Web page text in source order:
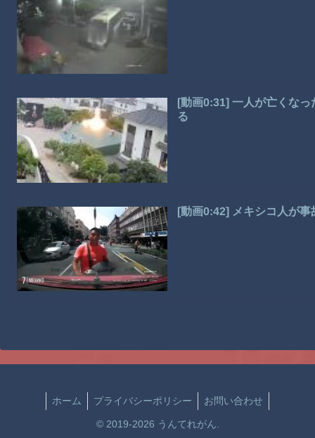
[動画0:31] 一人が亡くな
る
[動画0:42] メキシコ人が
ホーム プライバシーポリシー お問い合わせ
© 2019-2026 うんてれがん.